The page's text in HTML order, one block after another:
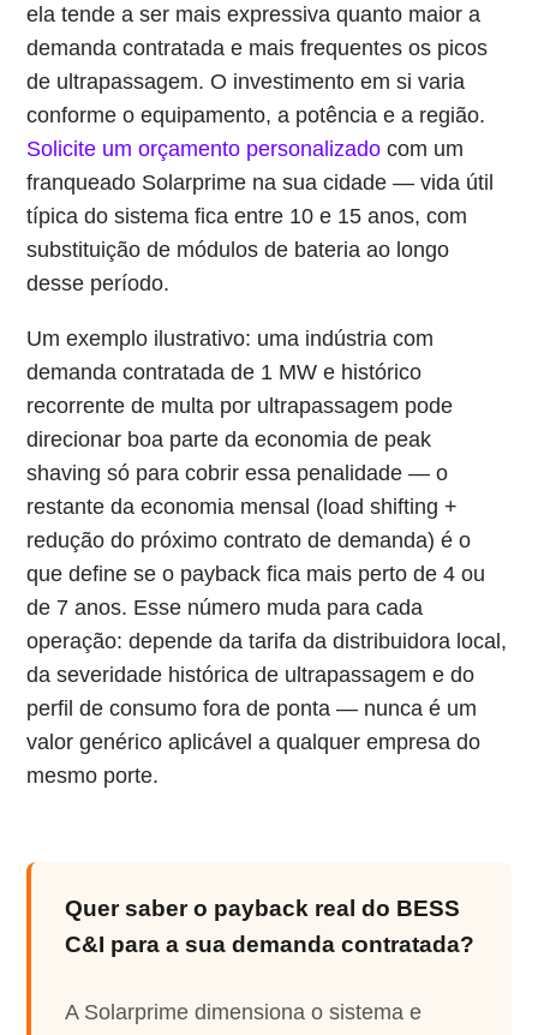
ela tende a ser mais expressiva quanto maior a
demanda contratada e mais frequentes os picos
de ultrapassagem. O investimento em si varia
conforme o equipamento, a potência e a região.
Solicite um orçamento personalizado com um
franqueado Solarprime na sua cidade — vida útil
típica do sistema fica entre 10 e 15 anos, com
substituição de módulos de bateria ao longo
desse período.
Um exemplo ilustrativo: uma indústria com
demanda contratada de 1 MW e histórico
recorrente de multa por ultrapassagem pode
direcionar boa parte da economia de peak
shaving só para cobrir essa penalidade — o
restante da economia mensal (load shifting +
redução do próximo contrato de demanda) é o
que define se o payback fica mais perto de 4 ou
de 7 anos. Esse número muda para cada
operação: depende da tarifa da distribuidora local,
da severidade histórica de ultrapassagem e do
perfil de consumo fora de ponta — nunca é um
valor genérico aplicável a qualquer empresa do
mesmo porte.
Quer saber o payback real do BESS
C&I para a sua demanda contratada?
A Solarprime dimensiona o sistema e